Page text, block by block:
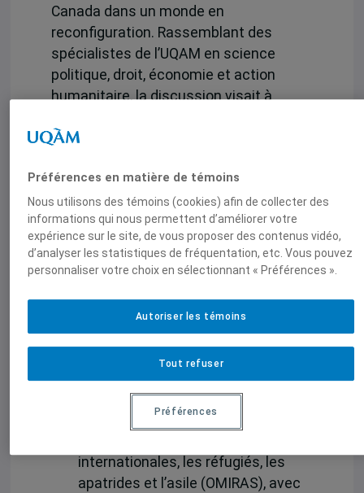
Canada dans un monde en
reconfiguration. Rassemblant des
spécialistes de l’UQAM en science
politique, droit, économie et action
humanitaire, la discussion visait à
décisions du Canada, alors que le
Carney doit être déposé début
novembre.
Merci aux structures participantes :
La Chaire Raoul-Dandurand en
diplomatiques, avec Frédérick
Gagnon
L’équipe de recherche sur le
Développement économique et les
inégalités des territoires (DEIT),
avec Julien Martin
internationales, les réfugiés, les
apatrides et l’asile (OMIRAS), avec
Préférences en matière de témoins
Nous utilisons des témoins (cookies) afin de collecter des
informations qui nous permettent d’améliorer votre
expérience sur le site, de vous proposer des contenus vidéo,
d’analyser les statistiques de fréquentation, etc. Vous pouvez
personnaliser votre choix en sélectionnant « Préférences ».
Tout refuser
Autoriser les témoins
Préférences